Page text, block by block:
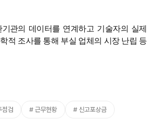
관의 데이터를 연계하고 기술자의 실제
적 조사를 통해 부실 업체의 시장 난립 등
점검 근무현황 신고포상금